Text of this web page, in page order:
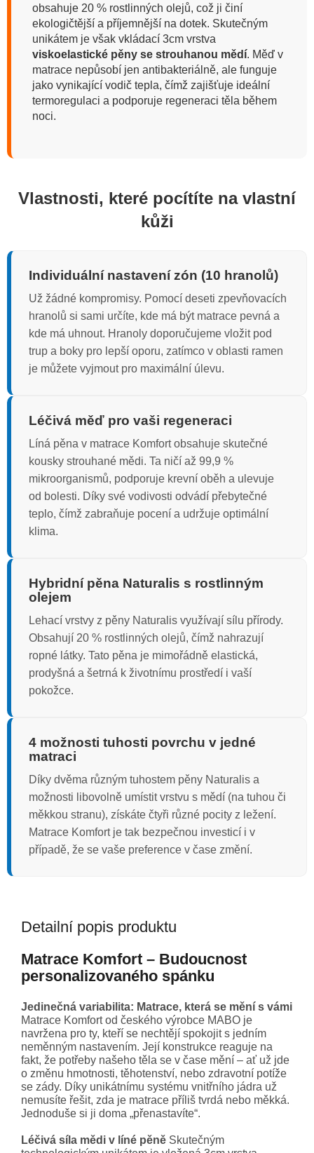
obsahuje 20 % rostlinných olejů, což ji činí
ekologičtější a příjemnější na dotek. Skutečným
unikátem je však vkládací 3cm vrstva
viskoelastické pěny se strouhanou mědí. Měď v
matrace nepůsobí jen antibakteriálně, ale funguje
jako vynikající vodič tepla, čímž zajišťuje ideální
termoregulaci a podporuje regeneraci těla během
noci.
Vlastnosti, které pocítíte na vlastní
kůži
Individuální nastavení zón (10 hranolů)
Už žádné kompromisy. Pomocí deseti zpevňovacích
hranolů si sami určíte, kde má být matrace pevná a
kde má uhnout. Hranoly doporučujeme vložit pod
trup a boky pro lepší oporu, zatímco v oblasti ramen
je můžete vyjmout pro maximální úlevu.
Léčivá měď pro vaši regeneraci
Líná pěna v matrace Komfort obsahuje skutečné
kousky strouhané mědi. Ta ničí až 99,9 %
mikroorganismů, podporuje krevní oběh a ulevuje
od bolesti. Díky své vodivosti odvádí přebytečné
teplo, čímž zabraňuje pocení a udržuje optimální
klima.
Hybridní pěna Naturalis s rostlinným
olejem
Lehací vrstvy z pěny Naturalis využívají sílu přírody.
Obsahují 20 % rostlinných olejů, čímž nahrazují
ropné látky. Tato pěna je mimořádně elastická,
prodyšná a šetrná k životnímu prostředí i vaší
pokožce.
4 možnosti tuhosti povrchu v jedné
matraci
Díky dvěma různým tuhostem pěny Naturalis a
možnosti libovolně umístit vrstvu s mědí (na tuhou či
měkkou stranu), získáte čtyři různé pocity z ležení.
Matrace Komfort je tak bezpečnou investicí i v
případě, že se vaše preference v čase změní.
Detailní popis produktu
Matrace Komfort – Budoucnost
personalizovaného spánku
Jedinečná variabilita: Matrace, která se mění s vámi
Matrace Komfort od českého výrobce MABO je
navržena pro ty, kteří se nechtějí spokojit s jedním
neměnným nastavením. Její konstrukce reaguje na
fakt, že potřeby našeho těla se v čase mění – ať už jde
o změnu hmotnosti, těhotenství, nebo zdravotní potíže
se zády. Díky unikátnímu systému vnitřního jádra už
nemusíte řešit, zda je matrace příliš tvrdá nebo měkká.
Jednoduše si ji doma „přenastavíte“.
Léčivá síla mědi v líné pěně Skutečným